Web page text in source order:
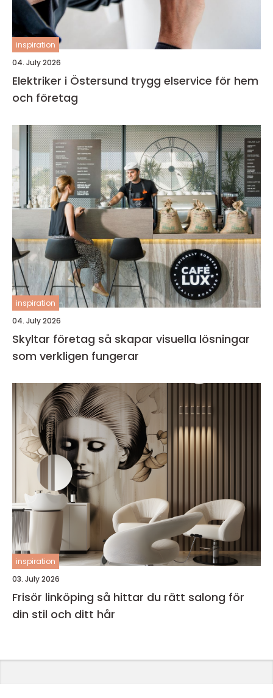
inspiration
04. July 2026
Elektriker i Östersund trygg elservice för hem
och företag
inspiration
04. July 2026
Skyltar företag så skapar visuella lösningar
som verkligen fungerar
inspiration
03. July 2026
Frisör linköping så hittar du rätt salong för
din stil och ditt hår